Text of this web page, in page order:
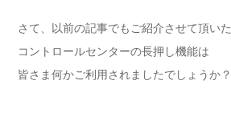
さて、以前の記事でもご紹介させて頂いた
コントロールセンターの長押し機能は
皆さま何かご利用されましたでしょうか？